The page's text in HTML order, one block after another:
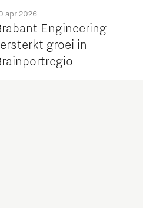
apr 2026
Engineering
groei in